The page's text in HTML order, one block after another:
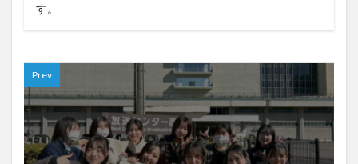
す。
Prev